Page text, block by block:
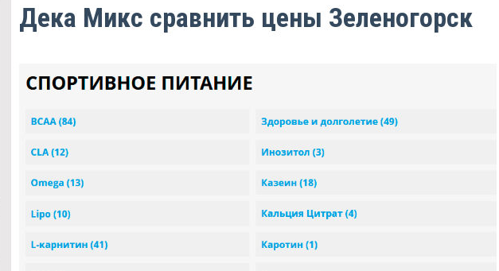
Дека Микс сравнить цены Зеленогорск